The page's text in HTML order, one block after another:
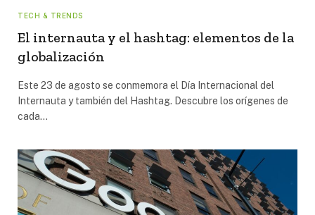
TECH & TRENDS
El internauta y el hashtag: elementos de la
globalización
Este 23 de agosto se conmemora el Día Internacional del
Internauta y también del Hashtag. Descubre los orígenes de
cada…